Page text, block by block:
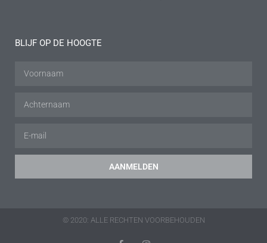
BLIJF OP DE HOOGTE
AANMELDEN
© 2020: ALLE RECHTEN VOORBEHOUDEN